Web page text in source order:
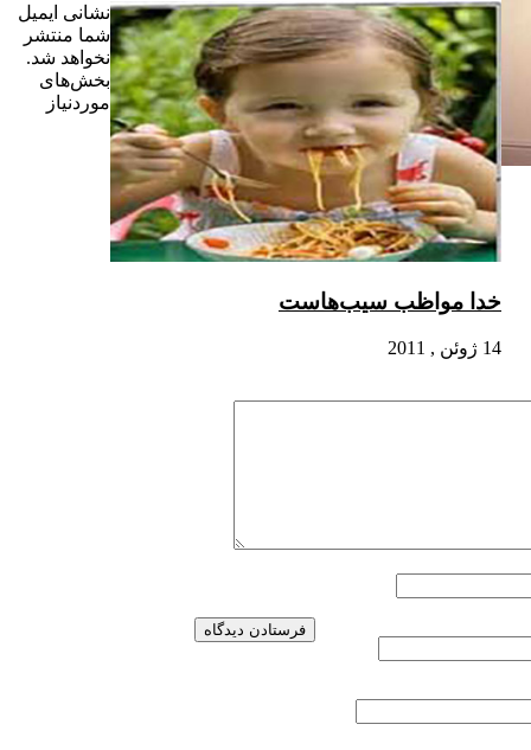
خدا مواظب سیب‌هاست
14 ژوئن , 2011
نشانی ایمیل
شما منتشر
نخواهد شد.
بخش‌های
موردنیاز